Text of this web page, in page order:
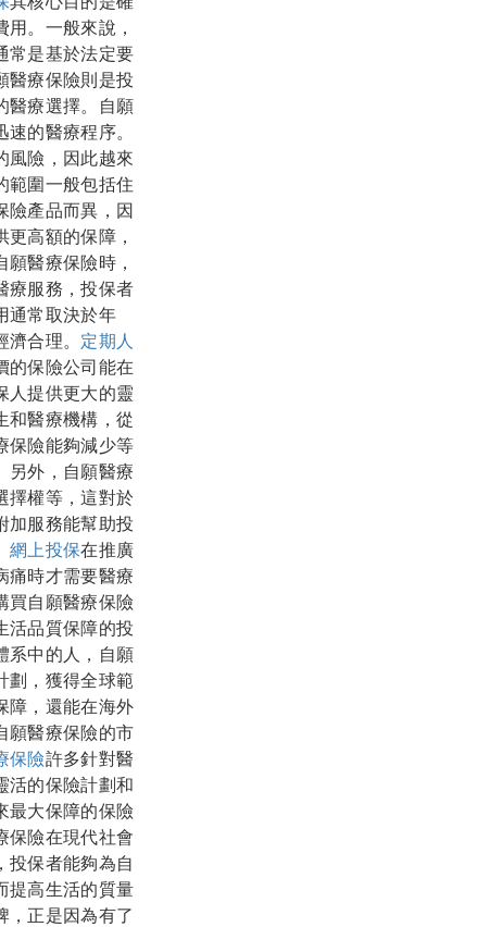
。一般來說，
常是基於法定要
醫療保險則是投
醫療選擇。自願
的醫療程序。
風險，因此越來
範圍一般包括住
險產品而異，因
高額的保障，
願醫療保險時，
療服務，投保者
通常取決於年
合理。 定期人
的保險公司能在
人提供更大的靈
和醫療機構，從
保險能夠減少等
另外，自願醫療
擇權等，這對於
加服務能幫助投
網上投保在推廣
痛時才需要醫療
買自願醫療保險
活品質保障的投
系中的人，自願
劃，獲得全球範
障，還能在海外
願醫療保險的市
保險許多針對醫
活的保險計劃和
最大保障的保險
保險在現代社會
投保者能夠為自
提高生活的質量
，正是因為有了